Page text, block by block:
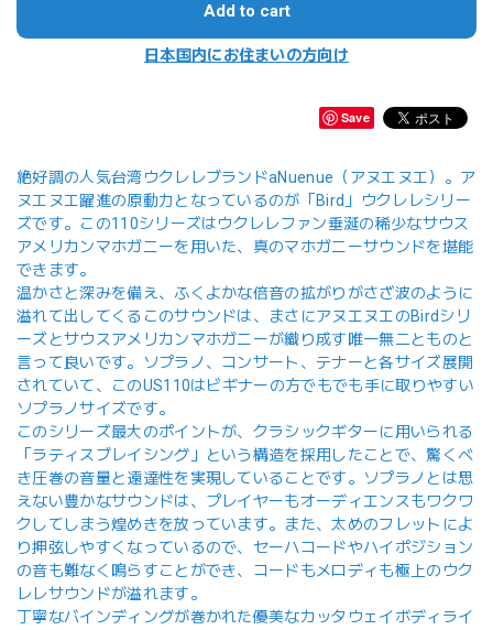
Add to cart
日本国内にお住まいの方向け
Save
絶好調の人気台湾ウクレレブランドaNuenue（アヌエヌエ）。ア
ヌエヌエ躍進の原動力となっているのが「Bird」ウクレレシリー
ズです。この110シリーズはウクレレファン垂涎の稀少なサウス
アメリカンマホガニーを用いた、真のマホガニーサウンドを堪能
できます。
温かさと深みを備え、ふくよかな倍音の拡がりがさざ波のように
溢れて出してくるこのサウンドは、まさにアヌエヌエのBirdシリ
ーズとサウスアメリカンマホガニーが織り成す唯一無二とものと
言って良いです。ソプラノ、コンサート、テナーと各サイズ展開
されていて、このUS110はビギナーの方でもでも手に取りやすい
ソプラノサイズです。
このシリーズ最大のポイントが、クラシックギターに用いられる
「ラティスブレイシング」という構造を採用したことで、驚くべ
き圧巻の音量と遠達性を実現していることです。ソプラノとは思
えない豊かなサウンドは、プレイヤーもオーディエンスもワクワ
クしてしまう煌めきを放っています。また、太めのフレットによ
り押弦しやすくなっているので、セーハコードやハイポジション
の音も難なく鳴らすことができ、コードもメロディも極上のウク
レレサウンドが溢れます。
丁寧なバインディングが巻かれた優美なカッタウェイボディライ